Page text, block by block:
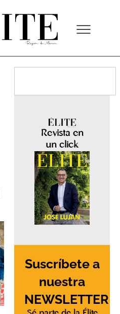
Revista en
un click
Suscríbete a
nuestra
NEWSLETTER